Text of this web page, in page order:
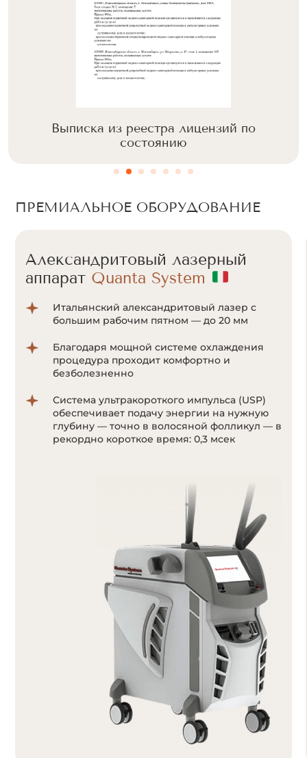
Выписка из реестра лицензий по
состоянию
ПРЕМИАЛЬНОЕ ОБОРУДОВАНИЕ
Александритовый лазерный
аппарат Cunosure Apogee+
Отсутствие болевых ощущений за счет
мощной системы охлаждения Zimmer;
Система ультракороткого импульса
позволяет воздействовать на волоски даже
с минимальным количеством пигмента